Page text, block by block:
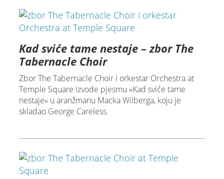
Kad sviće tame nestaje – zbor The
Tabernacle Choir
Zbor The Tabernacle Choir i orkestar Orchestra at
Temple Square izvode pjesmu »Kad sviće tame
nestaje« u aranžmanu Macka Wilberga, koju je
skladao George Careless.